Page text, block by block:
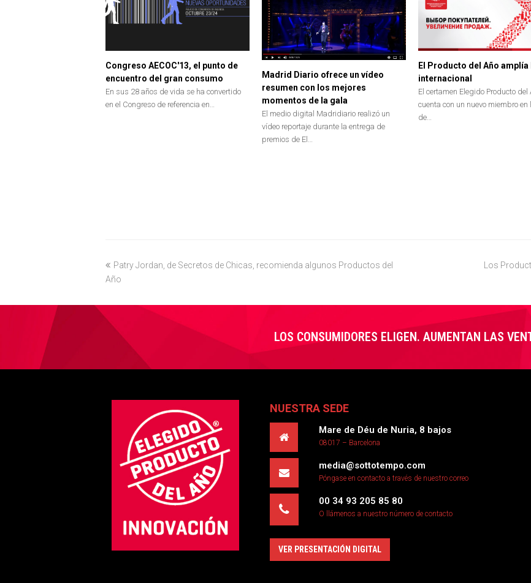
Congreso AECOC'13, el punto de
encuentro del gran consumo
En sus 28 años de vida se ha convertido
en el Congreso de referencia en…
Madrid Diario ofrece un vídeo
resumen con los mejores
momentos de la gala
El medio digital Madridiario realizó un
vídeo reportaje durante la entrega de
premios de El…
El Producto del Año amplía
internacional
El certamen Elegido Producto del
cuenta con un nuevo miembro en
de…
previous
post:
Patry Jordan, de Secretos de Chicas, recomienda algunos Productos del
Año
next
Los
LOS CONSUMIDORES ELIGEN. AUMENTAN LAS
NUESTRA SEDE
Mare de Déu de Nuria, 8 bajos
08017 – Barcelona
media@sottotempo.com
Póngase en contacto a través de nuestro correo
00 34 93 205 85 80
O llámenos a nuestro número de contacto
VER PRESENTACIÓN DIGITAL